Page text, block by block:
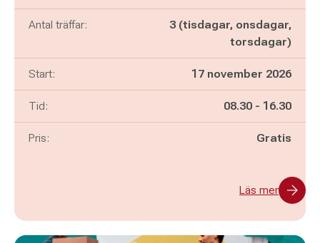
Antal träffar:
3 (tisdagar, onsdagar,
torsdagar)
Start: 17 november 2026
Tid: Pågår mellan
08.30 - och
16.30
Pris: Gratis
Läs mer